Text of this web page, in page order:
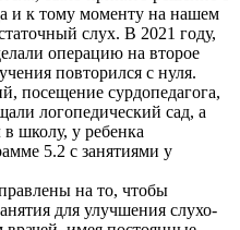
и к тому моменту на нашем
слух. В 2021 году,
операцию на второе
повторился с нуля.
посещение сурдопедагога,
логопедический сад, а
школу, у ребенка
5.2 с занятиями у
на то, чтобы
для улучшения слухо-